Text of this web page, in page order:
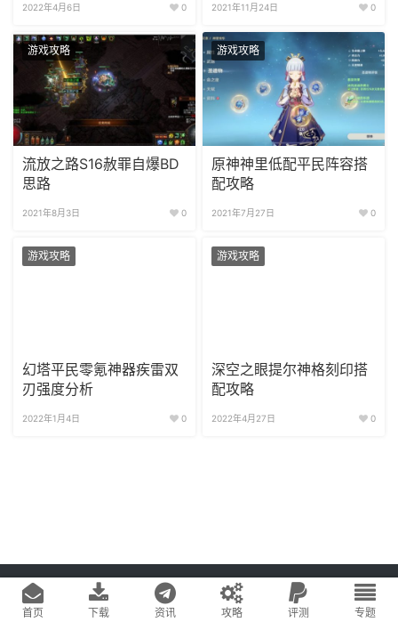
2022年4月6日 0 2021年11月24日 0
游戏攻略
流放之路S16赦罪自爆BD
思路
2021年8月3日 0
游戏攻略
原神神里低配平民阵容搭
配攻略
2021年7月27日 0
游戏攻略
幻塔平民零氪神器疾雷双
刃强度分析
2022年1月4日 0
游戏攻略
深空之眼提尔神格刻印搭
配攻略
2022年4月27日 0
Copyright © 2020 游戏易站 版权所有 鄂ICP备2022019269号-1
网站地图
首页
下载 资讯 攻略 评测 专题